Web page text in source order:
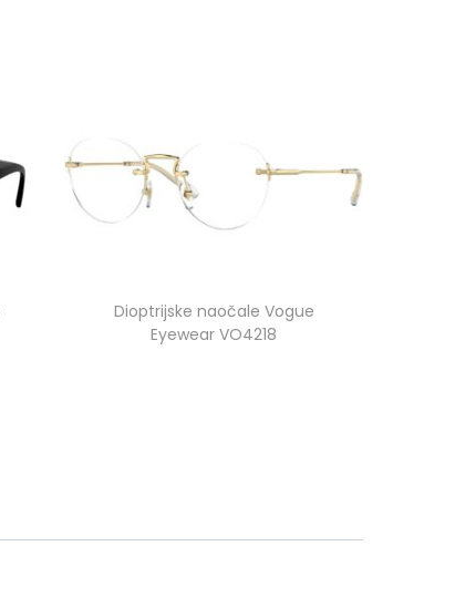
Dioptrijske naočale Vogue
Eyewear VO4218